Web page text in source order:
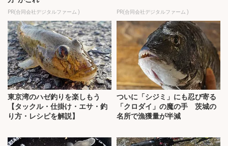
PR(合同会社デジタルファーム ) PR(合同会社デジタルファーム )
東京湾のハゼ釣りを楽しもう
【タックル・仕掛け・エサ・釣
り方・レシピを解説】
ついに「シジミ」にも忍び寄る
「クロダイ」の魔の手 茨城の
名所で漁獲量が半減